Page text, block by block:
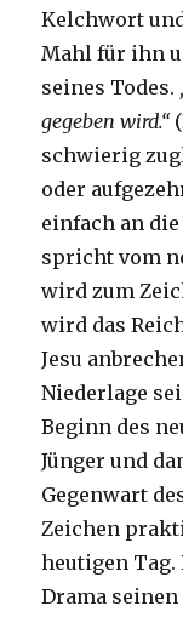
Kelchwort
Mahl für ihn
seines Todes.
gegeben wird.“
schwierig
oder
einfach an
spricht vom
wird zum
wird das
Jesu
Niederlage
Beginn des
Jünger und
Gegenwart
Zeichen
heutigen
Drama